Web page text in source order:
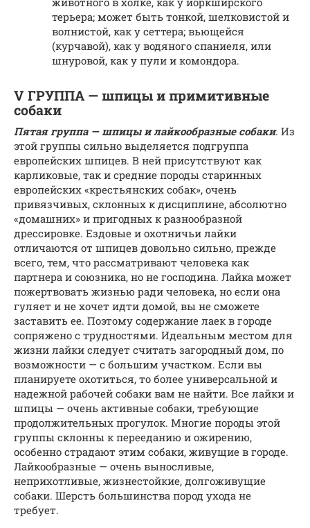
терьера; может быть тонкой, шелковистой и
волнистой, как у сеттера; вьющейся
(курчавой), как у водяного спаниеля, или
шнуровой, как у пули и комондора.
V ГРУППА — шпицы и примитивные
собаки
Пятая группа — шпицы и лайкообразные собаки. Из
этой группы сильно выделяется подгруппа
европейских шпицев. В ней присутствуют как
карликовые, так и средние породы старинных
европейских «крестьянских собак», очень
привязчивых, склонных к дисциплине, абсолютно
«домашних» и пригодных к разнообразной
дрессировке. Ездовые и охотничьи лайки
отличаются от шпицев довольно сильно, прежде
всего, тем, что рассматривают человека как
партнера и союзника, но не господина. Лайка может
пожертвовать жизнью ради человека, но если она
гуляет и не хочет идти домой, вы не сможете
заставить ее. Поэтому содержание лаек в городе
сопряжено с трудностями. Идеальным местом для
жизни лайки следует считать загородный дом, по
возможности — с большим участком. Если вы
планируете охотиться, то более универсальной и
надежной рабочей собаки вам не найти. Все лайки и
шпицы — очень активные собаки, требующие
продолжительных прогулок. Многие породы этой
группы склонны к перееданию и ожирению,
особенно страдают этим собаки, живущие в городе.
Лайкообразные — очень выносливые,
неприхотливые, жизнестойкие, долгоживущие
собаки. Шерсть большинства пород ухода не
требует.